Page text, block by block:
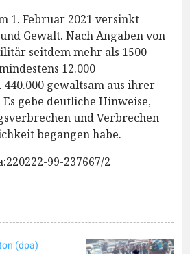
1. Februar 2021 versinkt
Gewalt. Nach Angaben von
seitdem mehr als 1500
12.000
gewaltsam aus ihrer
gebe deutliche Hinweise,
und Verbrechen
begangen habe.
99-237667/2
(dpa)